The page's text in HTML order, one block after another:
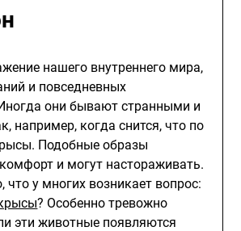
нашего внутреннего мира,
и повседневных
они бывают странными и
например, когда снится, что по
Подобные образы
и могут настораживать.
что у многих возникает вопрос:
? Особенно тревожно
эти животные появляются